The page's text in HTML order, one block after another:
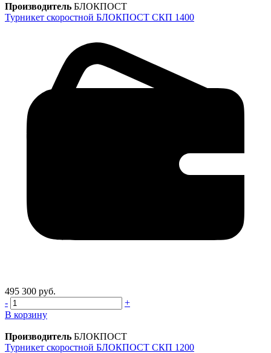
Производитель БЛОКПОСТ
Турникет скоростной БЛОКПОСТ СКП 1400
495 300 руб.
-
+
В корзину
Производитель БЛОКПОСТ
Турникет скоростной БЛОКПОСТ СКП 1200